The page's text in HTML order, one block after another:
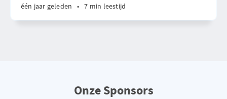
één jaar geleden • 7 min leestijd
Onze Sponsors